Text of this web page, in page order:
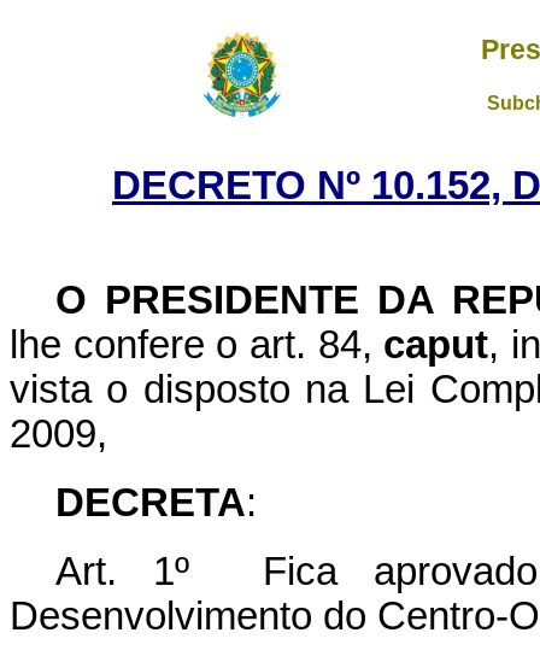
DECRETO Nº 10.152,
O PRESIDENTE DA
lhe confere o art. 84, caput,
vista o disposto na Lei
2009,
DECRETA:
Art. 1º Fica
Desenvolvimento do Centro-